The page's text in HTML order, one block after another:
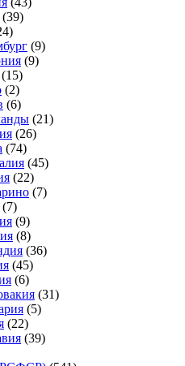
(39)
(9)
(9)
(15)
(2)
(6)
(21)
(26)
(74)
(45)
(22)
(7)
(7)
(9)
(8)
(36)
(45)
(6)
(31)
(5)
(22)
(39)